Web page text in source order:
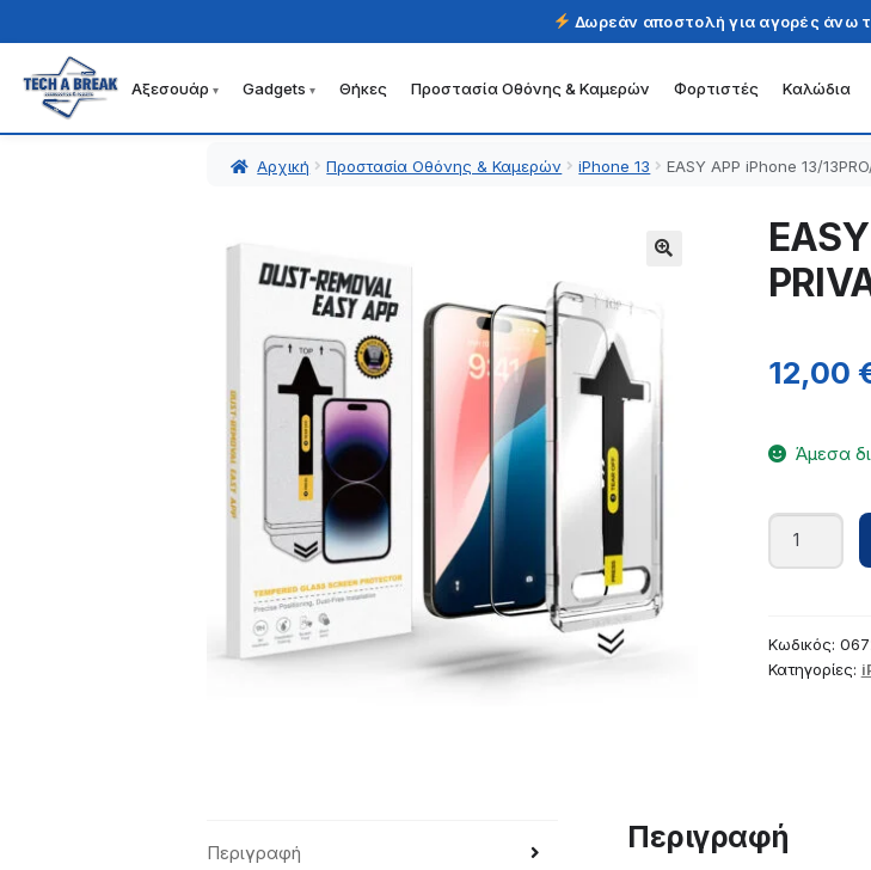
Δωρεάν αποστολή για αγορές άνω
Απευθείας
μετάβαση
Μετάβαση
σε
Αξεσουάρ Gadgets Θήκες Προστασία Οθόνης & Καμερών Φορτιστές Καλώδια
Αρχική Προστασία Οθόνης & Καμερών iPhone 13 EASY APP iPhone 13/
12,00
Άμεσα
EASY
APP
PRIVACY
ποσότητα
Κωδικός:
Κατηγορίες:
Περιγραφή Περιγραφή